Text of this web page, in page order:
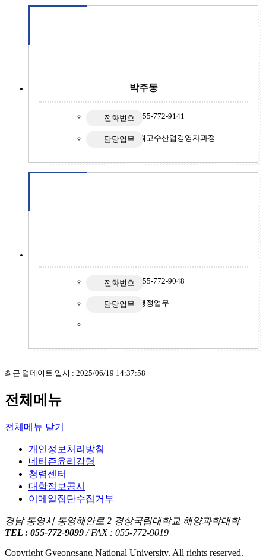
박주동
전화번호 055-772-9141
담당업무 최고수산업경영자과정
전화번호 055-772-9048
담당업무 행정업무
최근 업데이트 일시 : 2025/06/19 14:37:58
전체메뉴
전체메뉴 닫기
개인정보처리방침
네티즌윤리강령
청렴센터
대학정보공시
이메일집단수집거부
경남 통영시 통영해안로 2 경상국립대학교 해양과학대학
TEL : 055-772-9099 / FAX : 055-772-9019
Copyright Gyeongsang National University. All rights reserved.